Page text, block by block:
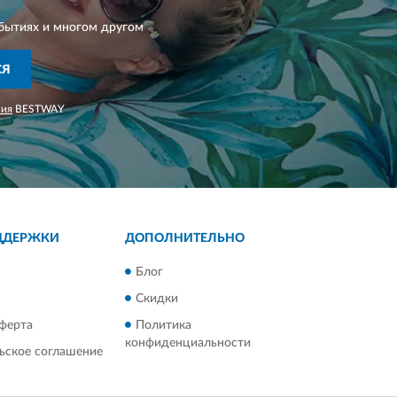
и многом другом
BESTWAY
соглашение
ДОПОЛНИТЕЛЬНО
Блог
Скидки
Политика
конфиденциальности